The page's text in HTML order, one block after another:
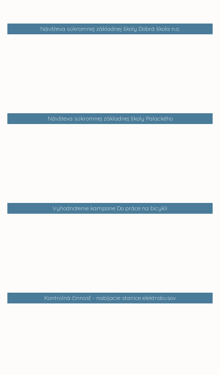
Návšteva súkromnej základnej školy Dobrá škola n.o.
Návšteva súkromnej základnej školy Palackého
Vyhodnotenie kampane Do práce na bicykli
Kontrolná činnosť - nabíjacie stanice elektrobusov